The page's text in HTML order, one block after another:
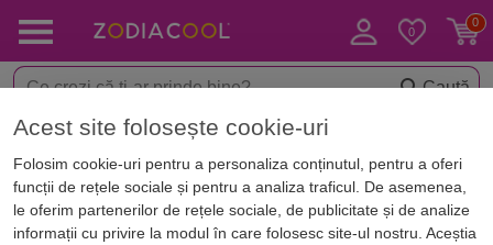
Caută
Acasă Blog
Articole
Acest site folosește cookie-uri
Folosim cookie-uri pentru a personaliza conținutul, pentru a oferi
funcții de rețele sociale și pentru a analiza traficul. De asemenea,
le oferim partenerilor de rețele sociale, de publicitate și de analize
informații cu privire la modul în care folosesc site-ul nostru. Aceștia